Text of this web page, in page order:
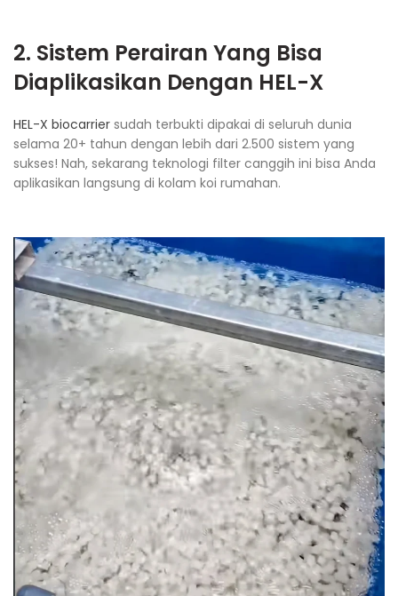
2. Sistem Perairan Yang Bisa
Diaplikasikan Dengan HEL-X
HEL-X biocarrier sudah terbukti dipakai di seluruh dunia
selama 20+ tahun dengan lebih dari 2.500 sistem yang
sukses! Nah, sekarang teknologi filter canggih ini bisa Anda
aplikasikan langsung di kolam koi rumahan.